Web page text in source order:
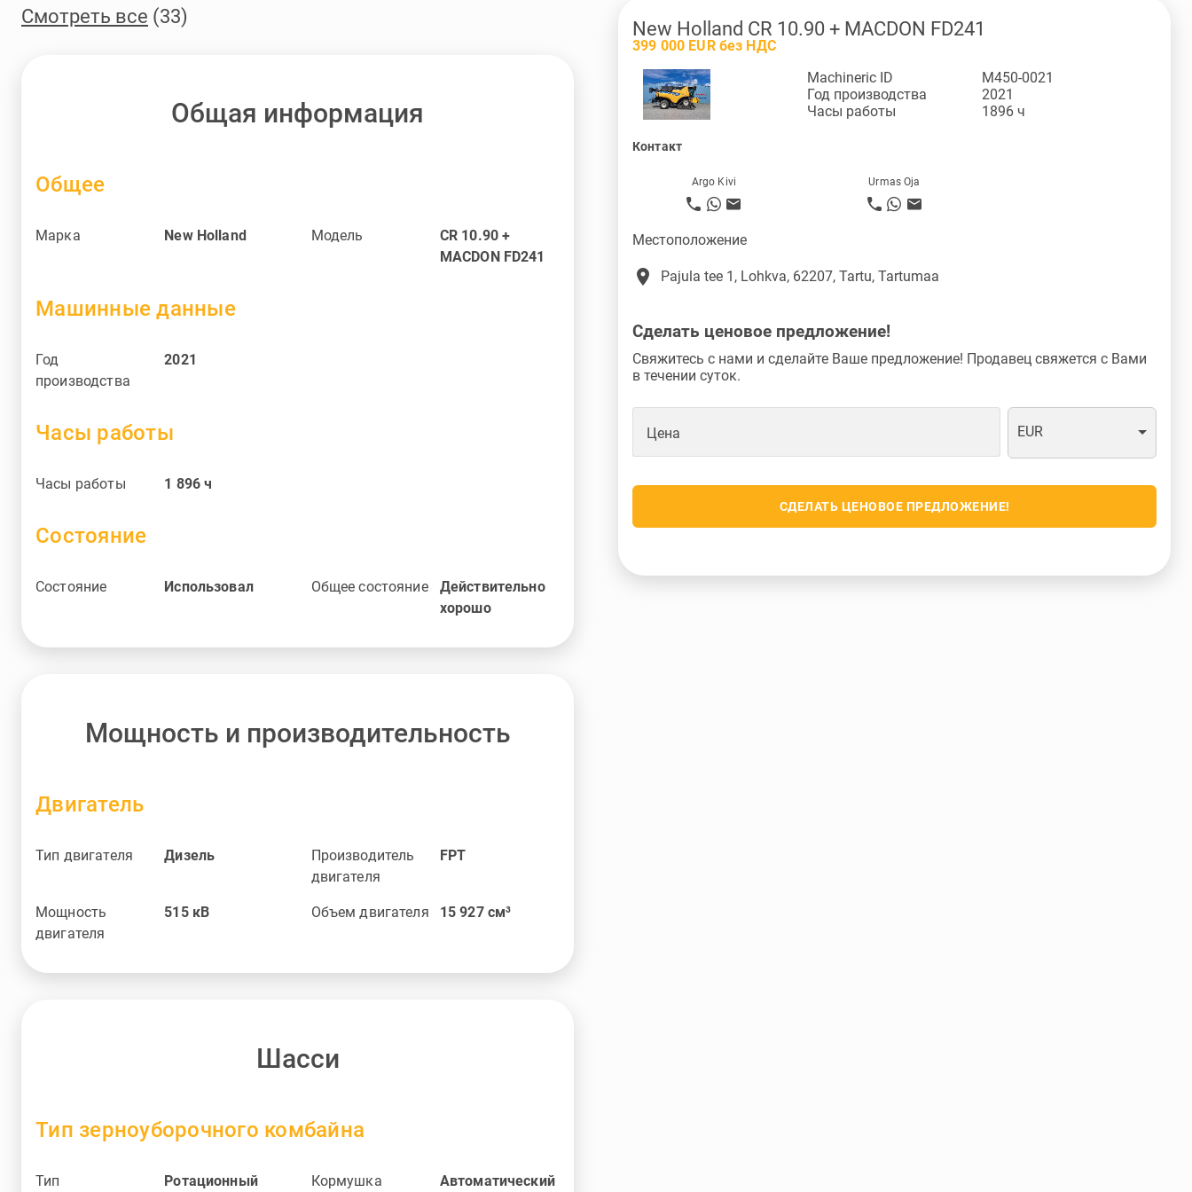
Смотреть все (33)
Общая информация
Общее
Марка New Holland Модель
CR 10.90 +
MACDON FD241
Машинные данные
Год
производства
2021
Часы работы
Часы работы 1 896ч
Состояние
Состояние Использовал Общее состояние
Действительно
хорошо
Мощность и производительность
Двигатель
Тип двигателя Дизель
Производитель
двигателя
FPT
Мощность
двигателя
515 кВ Объем двигателя 15 927 см³
Шасси
Тип зерноуборочного комбайна
Тип
Pотационный Кормушка
Автоматический
New Holland CR 10.90 + MACDON FD241
399 000 EUR без НДС
Machineric ID
M450-0021
Год производства
2021
Часы работы
1896 ч
Контакт
Argo Kivi Urmas Oja
Местоположение
place Pajula tee 1, Lohkva, 62207, Tartu, Tartumaa
Сделать ценовое предложение!
Свяжитесь с нами и сделайте Ваше предложение! Продавец свяжется с Вами
в течении суток.
Цена EUR
СДЕЛАТЬ ЦЕНОВОЕ ПРЕДЛОЖЕНИЕ!